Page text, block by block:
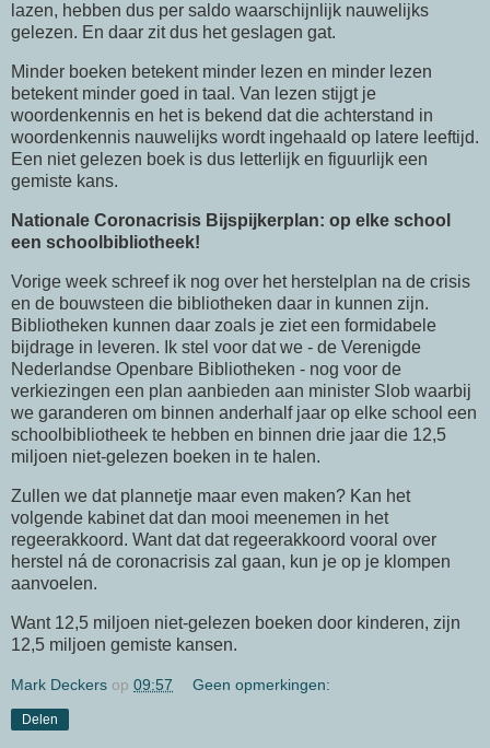
lazen, hebben dus per saldo waarschijnlijk nauwelijks
gelezen. En daar zit dus het geslagen gat.
Minder boeken betekent minder lezen en minder lezen
betekent minder goed in taal. Van lezen stijgt je
woordenkennis en het is bekend dat die achterstand in
woordenkennis nauwelijks wordt ingehaald op latere leeftijd.
Een niet gelezen boek is dus letterlijk en figuurlijk een
gemiste kans.
Nationale Coronacrisis Bijspijkerplan: op elke school
een schoolbibliotheek!
Vorige week schreef ik nog over het herstelplan na de crisis
en de bouwsteen die bibliotheken daar in kunnen zijn.
Bibliotheken kunnen daar zoals je ziet een formidabele
bijdrage in leveren. Ik stel voor dat we - de Verenigde
Nederlandse Openbare Bibliotheken - nog voor de
verkiezingen een plan aanbieden aan minister Slob waarbij
we garanderen om binnen anderhalf jaar op elke school een
schoolbibliotheek te hebben en binnen drie jaar die 12,5
miljoen niet-gelezen boeken in te halen.
Zullen we dat plannetje maar even maken? Kan het
volgende kabinet dat dan mooi meenemen in het
regeerakkoord. Want dat dat regeerakkoord vooral over
herstel ná de coronacrisis zal gaan, kun je op je klompen
aanvoelen.
Want 12,5 miljoen niet-gelezen boeken door kinderen, zijn
12,5 miljoen gemiste kansen.
Mark Deckers op 09:57 Geen opmerkingen:
Delen